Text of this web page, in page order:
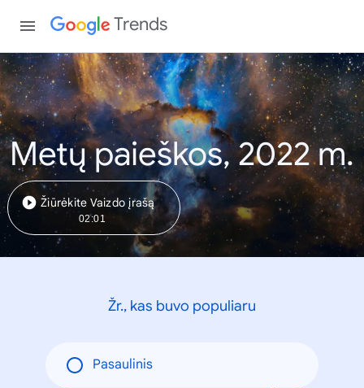
Trends
Metų paieškos, 2022 m.
Žiūrėkite Vaizdo įrašą
02:01
Žr., kas buvo populiaru
Pasaulinis